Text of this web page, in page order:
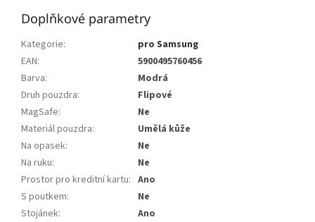
Doplňkové parametry
Kategorie:
pro Samsung
EAN:
5900495760456
Barva:
Modrá
Druh pouzdra:
Flipové
MagSafe:
Ne
Materiál pouzdra:
Umělá kůže
Na opasek:
Ne
Na ruku:
Ne
Prostor pro kreditní kartu: Ano
S poutkem:
Ne
Stojánek:
Ano